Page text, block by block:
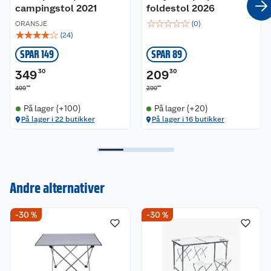
campingstol 2021
ORANSJE
☆☆☆☆☆ (24)
SPAR 149
34930
49900
På lager (+100)
På lager i 22 butikker
foldestol 2026
☆☆☆☆☆ (0)
SPAR 89
20930
29900
På lager (+20)
På lager i 16 butikker
Andre alternativer
-30 % -30 %
Om oss
Kontakt oss
Angre- og returrett